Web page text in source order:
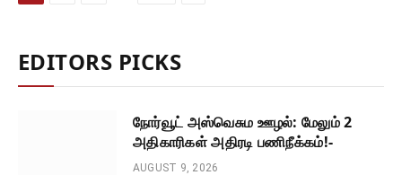
EDITORS PICKS
நோர்வூட் அஸ்வெசும ஊழல்: மேலும் 2
அதிகாரிகள் அதிரடி பணிநீக்கம்!-
AUGUST 9, 2026